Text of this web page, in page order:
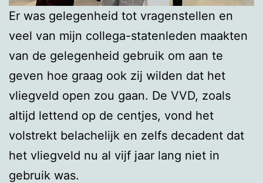
Er was gelegenheid tot vragenstellen en
veel van mijn collega-statenleden maakten
van de gelegenheid gebruik om aan te
geven hoe graag ook zij wilden dat het
vliegveld open zou gaan. De VVD, zoals
altijd lettend op de centjes, vond het
volstrekt belachelijk en zelfs decadent dat
het vliegveld nu al vijf jaar lang niet in
gebruik was.